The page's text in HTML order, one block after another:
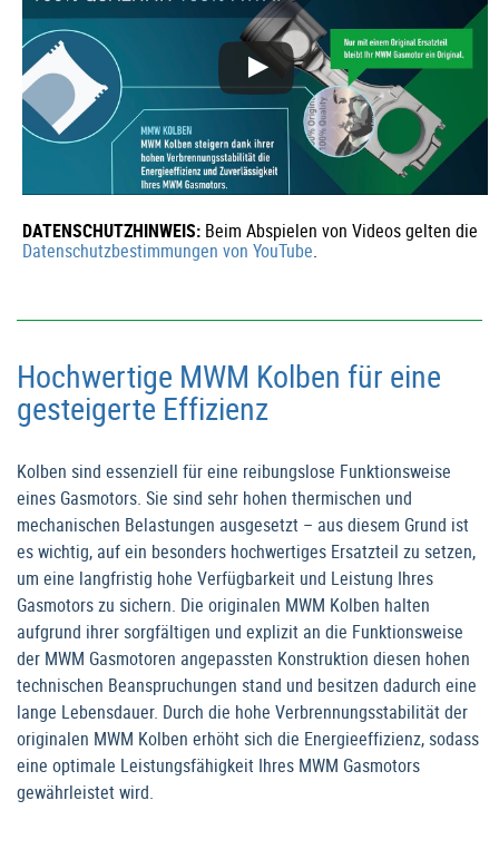
DATENSCHUTZHINWEIS: Beim Abspielen von Videos gelten die
Datenschutzbestimmungen von YouTube.
Hochwertige MWM Kolben für eine
gesteigerte Effizienz
Kolben sind essenziell für eine reibungslose Funktionsweise
eines Gasmotors. Sie sind sehr hohen thermischen und
mechanischen Belastungen ausgesetzt – aus diesem Grund ist
es wichtig, auf ein besonders hochwertiges Ersatzteil zu setzen,
um eine langfristig hohe Verfügbarkeit und Leistung Ihres
Gasmotors zu sichern. Die originalen MWM Kolben halten
aufgrund ihrer sorgfältigen und explizit an die Funktionsweise
der MWM Gasmotoren angepassten Konstruktion diesen hohen
technischen Beanspruchungen stand und besitzen dadurch eine
lange Lebensdauer. Durch die hohe Verbrennungsstabilität der
originalen MWM Kolben erhöht sich die Energieeffizienz, sodass
eine optimale Leistungsfähigkeit Ihres MWM Gasmotors
gewährleistet wird.